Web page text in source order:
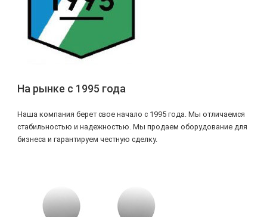
На рынке с 1995 года
Наша компания берет свое начало с 1995 года. Мы отличаемся
стабильностью и надежностью. Мы продаем оборудование для
бизнеса и гарантируем честную сделку.